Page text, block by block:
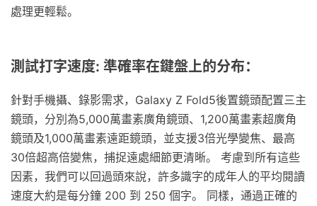
處理更輕鬆。
測試打字速度: 準確率在鍵盤上的分布：
針對手機攝、錄影需求，Galaxy Z Fold5後置鏡頭配置三主
鏡頭，分別為5,000萬畫素廣角鏡頭、1,200萬畫素超廣角
鏡頭及1,000萬畫素遠距鏡頭，並支援3倍光學變焦、最高
30倍超高倍變焦，捕捉遠處細節更清晰。 考慮到所有這些
因素，我們可以回過頭來說，許多識字的成年人的平均閱讀
速度大約是每分鐘 200 到 250 個字。 同樣，通過正確的